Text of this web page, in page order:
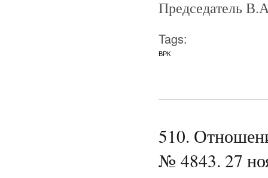
Председатель
Tags:
ВРК
510.
№ 4843. 27